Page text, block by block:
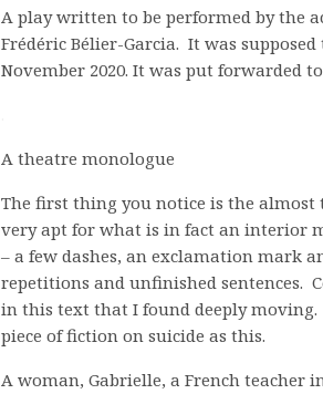
A play written to be performed by the
Frédéric Bélier-Garcia. It was
November 2020. It was put forwarded
A theatre monologue
The first thing you notice is the
very apt for what is in fact an interior
– a few dashes, an exclamation mark
repetitions and unfinished sentences.
in this text that I found deeply
piece of fiction on suicide as this.
A woman, Gabrielle, a French teacher